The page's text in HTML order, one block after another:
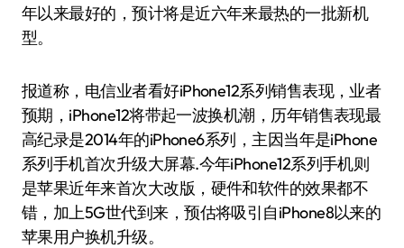
年以来最好的，预计将是近六年来最热的一批新机
型。
报道称，电信业者看好iPhone12系列销售表现，业者
预期，iPhone12将带起一波换机潮，历年销售表现最
高纪录是2014年的iPhone6系列，主因当年是iPhone
系列手机首次升级大屏幕.今年iPhone12系列手机则
是苹果近年来首次大改版，硬件和软件的效果都不
错，加上5G世代到来，预估将吸引自iPhone8以来的
苹果用户换机升级。